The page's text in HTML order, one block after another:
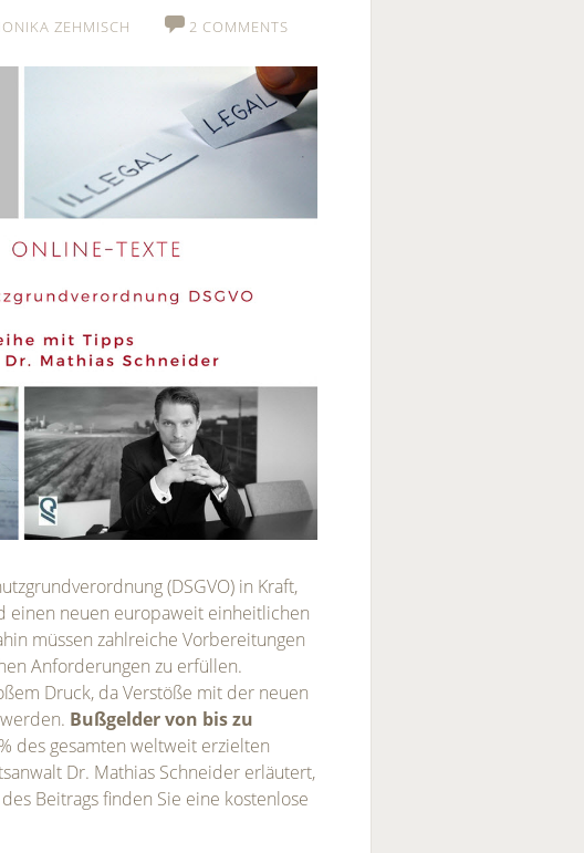
ZEHMISCH 2 COMMENTS
(DSGVO) in Kraft,
neuen europaweit einheitlichen
müssen zahlreiche Vorbereitungen
Anforderungen zu erfüllen.
Druck, da Verstöße mit der neuen
Bußgelder von bis zu
des gesamten weltweit erzielten
Dr. Mathias Schneider erläutert,
Beitrags finden Sie eine kostenlose